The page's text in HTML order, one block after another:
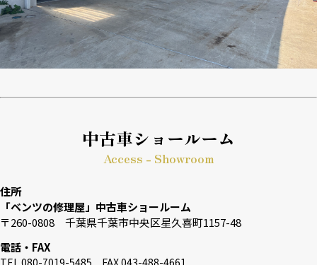
中古車ショールーム
Access - Showroom
住所
「ベンツの修理屋」中古車ショールーム
〒260-0808 千葉県千葉市中央区星久喜町1157-48
電話・FAX